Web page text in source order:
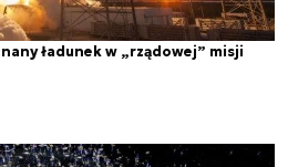
ładunek w „rządowej” misji